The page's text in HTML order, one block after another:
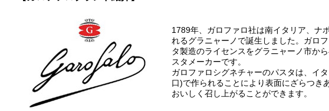
1789年、ガロファロ社は南イタリア、ナ
れるグラニャーノで誕生しました。ガロ
タ製造のライセンスをグラニャーノ市か
スタメーカーです。
ガロファロシグネチャーのパスタは、イ
口)で作られることにより表面にざらつき
おいしく召し上がることができます。